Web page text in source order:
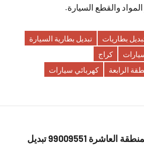
والقطع السيارة.
بطاريات
تبديل بطارية السيارة
كراج
الرابعة
كهربائي سيارات
كراج بنشر متنقل المنطقة العاشرة 99009551‬ تبديل